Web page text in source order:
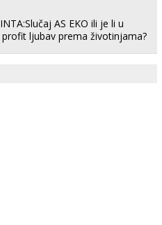
AS EKO ili je li u
ljubav prema životinjama?